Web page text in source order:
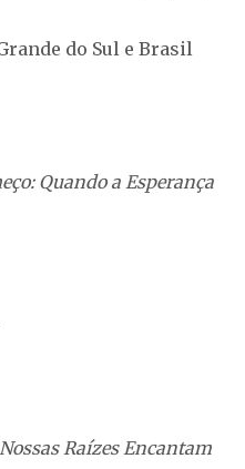
do Sul e Brasil
Quando a Esperança
Raízes Encantam